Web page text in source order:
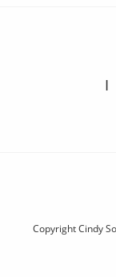
Copyright Cindy